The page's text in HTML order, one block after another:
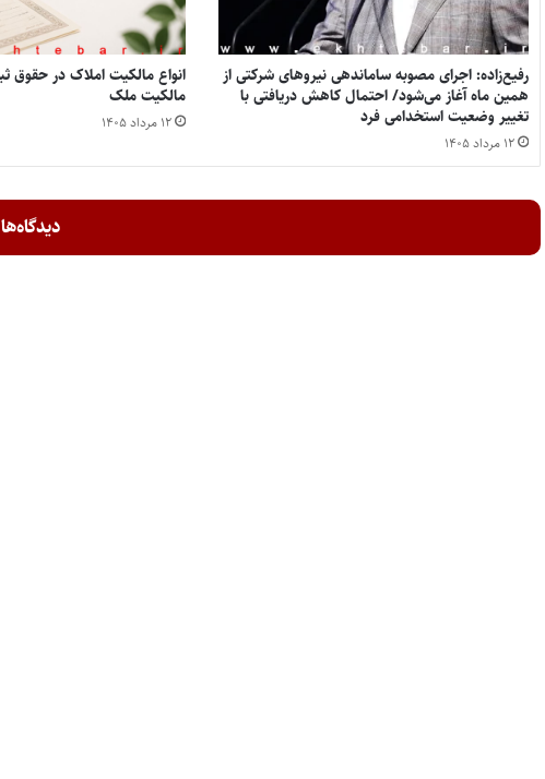
رفیع‌زاده: اجرای مصوبه ساماندهی نیروهای شرکتی از
همین ماه آغاز می‌شود/ احتمال کاهش دریافتی با
تغییر وضعیت استخدامی فرد
۱۲ مرداد ۱۴۰۵
مالکیت ملک
۱۲ مرداد ۱۴۰۵
دیدگاه‌ها